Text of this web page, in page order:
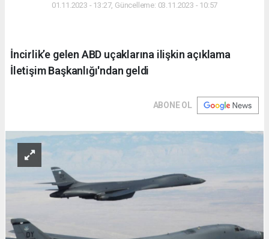
01.11.2023 - 13:27, Güncelleme: 03.11.2023 - 10:57
İncirlik’e gelen ABD uçaklarına ilişkin açıklama
İletişim Başkanlığı'ndan geldi
ABONE OL